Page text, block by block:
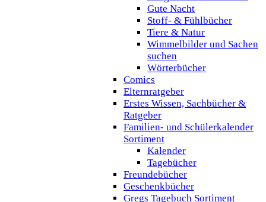
Gute Nacht
Stoff- & Fühlbücher
Tiere & Natur
Wimmelbilder und Sachen
suchen
Wörterbücher
Comics
Elternratgeber
Erstes Wissen, Sachbücher &
Ratgeber
Familien- und Schülerkalender
Sortiment
Kalender
Tagebücher
Freundebücher
Geschenkbücher
Gregs Tagebuch Sortiment